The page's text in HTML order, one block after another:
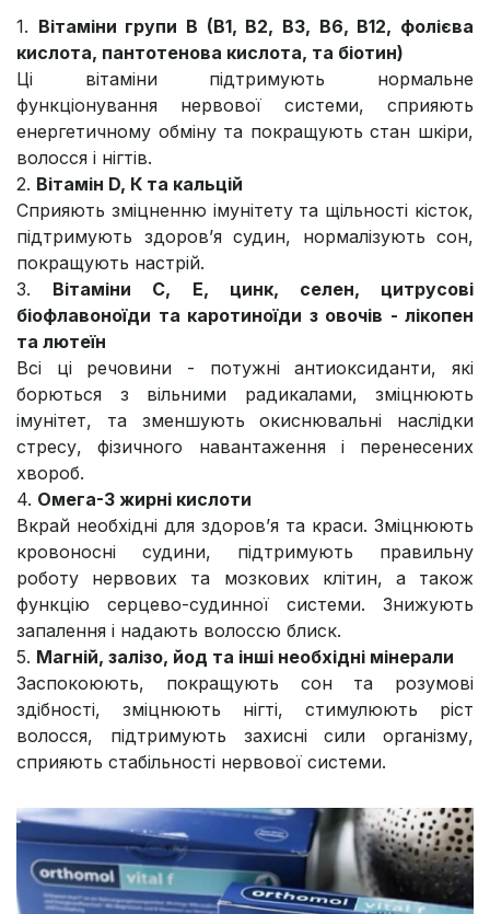
1. Вітаміни групи B (B1, B2, В3, B6, B12, фолієва
кислота, пантотенова кислота, та біотин)
Ці вітаміни підтримують нормальне
функціонування нервової системи, сприяють
енергетичному обміну та покращують стан шкіри,
волосся і нігтів.​
2. Вітамін D, К та кальцій
Сприяють зміцненню імунітету та щільності кісток,
підтримують здоров’я судин, нормалізують сон,
покращують настрій.​
3. Вітаміни C, Е, цинк, селен, цитрусові
біофлавоноїди та каротиноїди з овочів - лікопен
та лютеїн
Всі ці речовини - потужні антиоксиданти, які
борються з вільними радикалами, зміцнюють
імунітет, та зменшують окиснювальні наслідки
стресу, фізичного навантаження і перенесених
хвороб.
4. Омега-3 жирні кислоти
Вкрай необхідні для здоров’я та краси. Зміцнюють
кровоносні судини, підтримують правильну
роботу нервових та мозкових клітин, а також
функцію серцево-судинної системи. Знижують
запалення і надають волоссю блиск.​
5. Магній, залізо, йод та інші необхідні мінерали
Заспокоюють, покращують сон та розумові
здібності, зміцнюють нігті, стимулюють ріст
волосся, підтримують захисні сили організму,
сприяють стабільності нервової системи.​